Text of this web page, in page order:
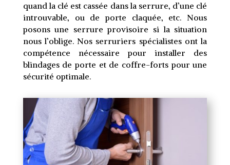
quand la clé est cassée dans la serrure, d’une clé
introuvable, ou de porte claquée, etc. Nous
posons une serrure provisoire si la situation
nous l’oblige. Nos serruriers spécialistes ont la
compétence nécessaire pour installer des
blindages de porte et de coffre-forts pour une
sécurité optimale.